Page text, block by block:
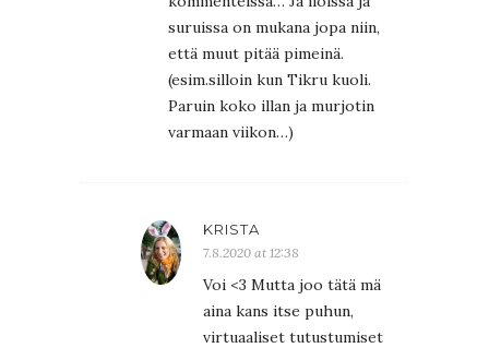
suruissa on mukana jopa niin,
että muut pitää pimeinä.
(esim.silloin kun Tikru kuoli.
Paruin koko illan ja murjotin
varmaan viikon…)
KRISTA
7.8.2020 at 12:38
Voi <3 Mutta joo tätä mä
aina kans itse puhun,
virtuaaliset tutustumiset